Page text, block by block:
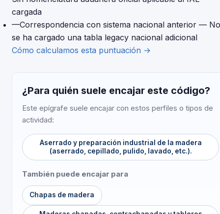
cargada
—Correspondencia con sistema nacional anterior — No
se ha cargado una tabla legacy nacional adicional
Cómo calculamos esta puntuación →
¿Para quién suele encajar este código?
Este epígrafe suele encajar con estos perfiles o tipos de
actividad:
Aserrado y preparación industrial de la madera
(aserrado, cepillado, pulido, lavado, etc.).
También puede encajar para
Chapas de madera